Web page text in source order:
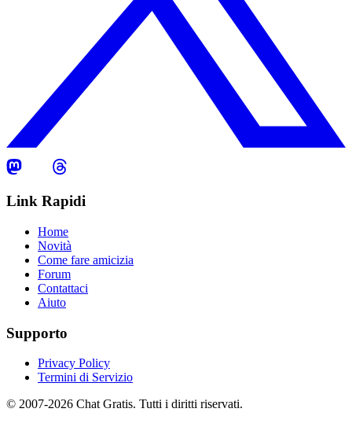
Link Rapidi
Home
Novità
Come fare amicizia
Forum
Contattaci
Aiuto
Supporto
Privacy Policy
Termini di Servizio
© 2007-2026 Chat Gratis. Tutti i diritti riservati.